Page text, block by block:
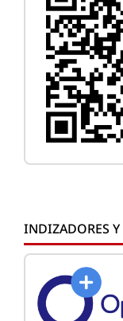
INDIZADORES